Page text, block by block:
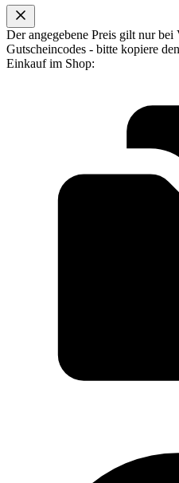
Der angegebene Preis gilt nur bei
Gutscheincodes - bitte kopiere
Einkauf im Shop: